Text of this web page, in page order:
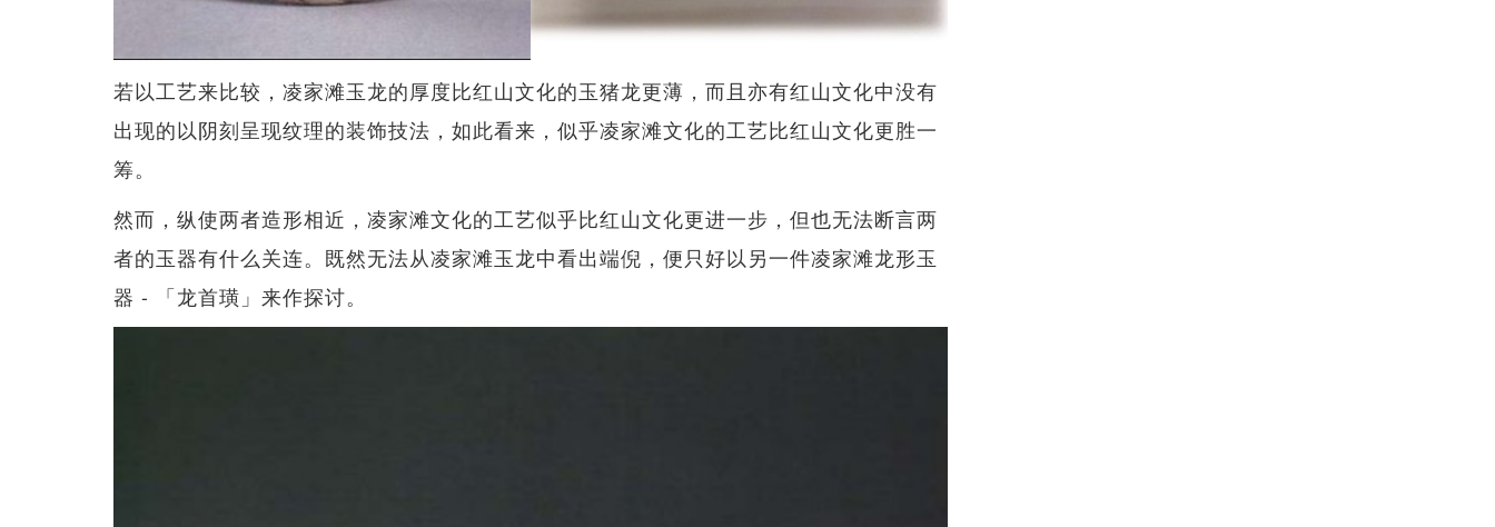
若以工艺来比较，凌家滩玉龙的厚度比红山文化的玉猪龙更薄，而且亦有红山文化中没有
出现的以阴刻呈现纹理的装饰技法，如此看来，似乎凌家滩文化的工艺比红山文化更胜一
筹。
然而，纵使两者造形相近，凌家滩文化的工艺似乎比红山文化更进一步，但也无法断言两
者的玉器有什么关连。既然无法从凌家滩玉龙中看出端倪，便只好以另一件凌家滩龙形玉
器 - 「龙首璜」来作探讨。